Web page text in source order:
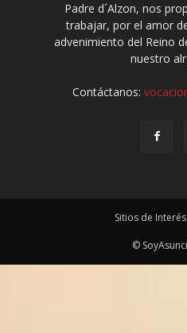
Padre d´Alzon, nos
trabajar, por el amor
advenimiento del Reino
nuestro
Contáctanos:
Sitios de Interés
©